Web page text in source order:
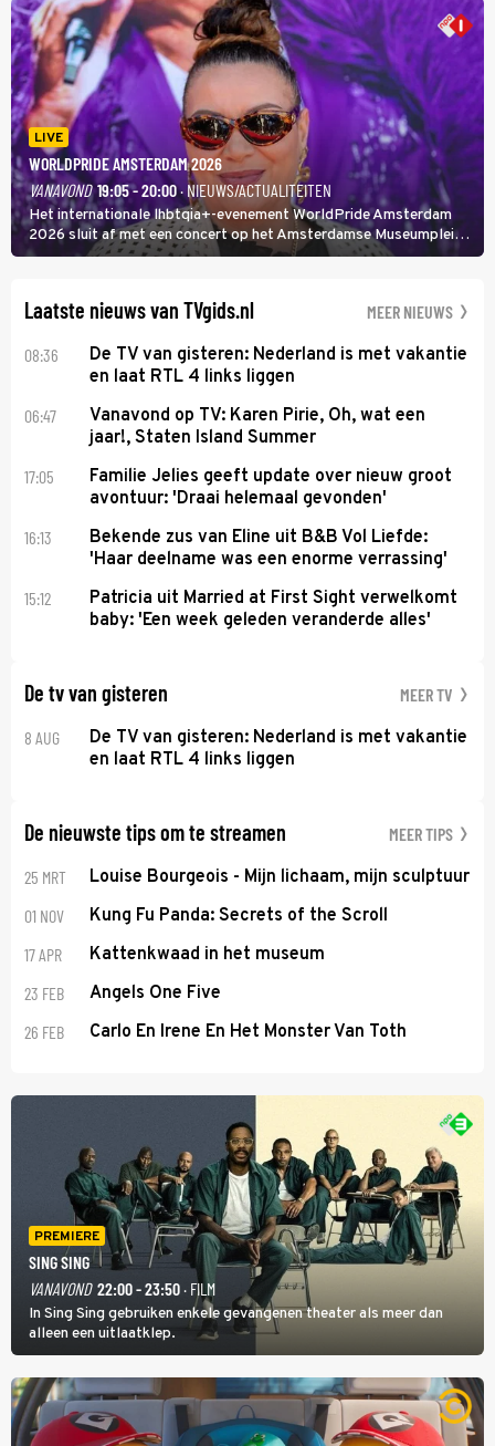
Huijbregts.
LIVE
WORLDPRIDE AMSTERDAM 2026
VANAVOND 19:05 - 20:00· NIEUWS/ACTUALITEITEN
Het internationale lhbtqia+-evenement WorldPride Amsterdam
2026 sluit af met een concert op het Amsterdamse Museumplein.
Anita Doth is een van de optredende artiesten. In de jaren 90
Laatste nieuws van TVgids.nl MEER NIEUWS
08:36
De TV van gisteren: Nederland is met vakantie
en laat RTL 4 links liggen
06:47
Vanavond op TV: Karen Pirie, Oh, wat een
jaar!, Staten Island Summer
17:05
Familie Jelies geeft update over nieuw groot
avontuur: 'Draai helemaal gevonden'
16:13
Bekende zus van Eline uit B&B Vol Liefde:
'Haar deelname was een enorme verrassing'
15:12
Patricia uit Married at First Sight verwelkomt
baby: 'Een week geleden veranderde alles'
De tv van gisteren MEER TV
8 AUG
De TV van gisteren: Nederland is met vakantie
en laat RTL 4 links liggen
De nieuwste tips om te streamen MEER TIPS
25 MRT Louise Bourgeois - Mijn lichaam, mijn sculptuur
01 NOV Kung Fu Panda: Secrets of the Scroll
17 APR Kattenkwaad in het museum
23 FEB Angels One Five
26 FEB Carlo En Irene En Het Monster Van Toth
PREMIERE
SING SING
VANAVOND 22:00 - 23:50· FILM
In Sing Sing gebruiken enkele gevangenen theater als meer dan
alleen een uitlaatklep.